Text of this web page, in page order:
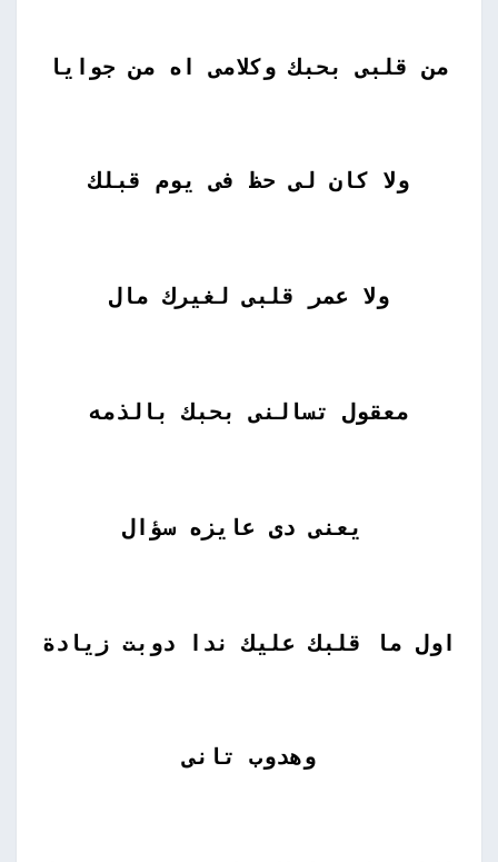
من قلبى بحبك وكلامى اه من جوايا
ولا كان لى حظ فى يوم قبلك
ولا عمر قلبى لغيرك مال
معقول تسالنى بحبك بالذمه
يعنى دى عايزه سؤال
اول ما قلبك عليك ندا دوبت زيادة
وهدوب تانى